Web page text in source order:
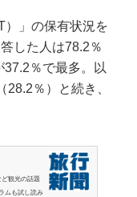
」の保有状況を
した人は78.2％
％で最多。以
％）と続き、
観光の話題
ムも試し読み